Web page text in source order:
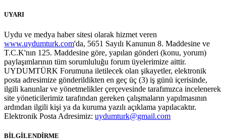
UYARI
Uydu ve medya haber sitesi olarak hizmet veren
www.uydumturk.com'da, 5651 Sayılı Kanunun 8. Maddesine ve
T.C.K'nın 125. Maddesine göre, yapılan gönderi (konu, yorum)
paylaşımlarının tüm sorumluluğu forum üyelerimize aittir.
UYDUMTÜRK Forumuna iletilecek olan şikayetler, elektronik
posta adresimize gönderildikten en geç üç (3) iş günü içerisinde,
ilgili kanunlar ve yönetmelikler çerçevesinde tarafımızca incelenerek
site yöneticilerimiz tarafından gereken çalışmaların yapılmasının
ardından ilgili kişi ya da kuruma yazılı açıklama yapılacaktır.
Elektronik Posta Adresimiz: uydumturk@gmail.com
BİLGİLENDİRME